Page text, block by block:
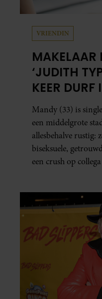
VRIENDIN
MAKELAAR
‘JUDITH
KEER
TE LEZEN
Mandy (33) is
een middelgrote
allesbehalve rustig:
biseksuele,
een crush op